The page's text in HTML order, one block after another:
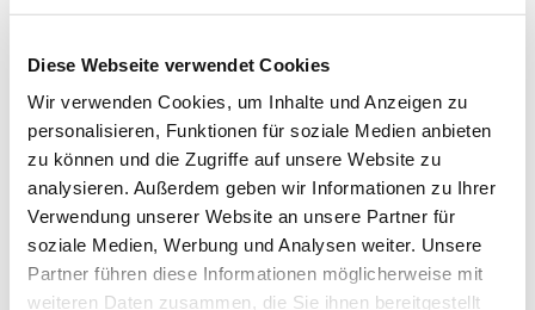
Diese Webseite verwendet Cookies
Wir verwenden Cookies, um Inhalte und Anzeigen zu
personalisieren, Funktionen für soziale Medien anbieten
zu können und die Zugriffe auf unsere Website zu
analysieren. Außerdem geben wir Informationen zu Ihrer
Verwendung unserer Website an unsere Partner für
soziale Medien, Werbung und Analysen weiter. Unsere
Partner führen diese Informationen möglicherweise mit
weiteren Daten zusammen, die Sie ihnen bereitgestellt
Menü
Home
Galerie